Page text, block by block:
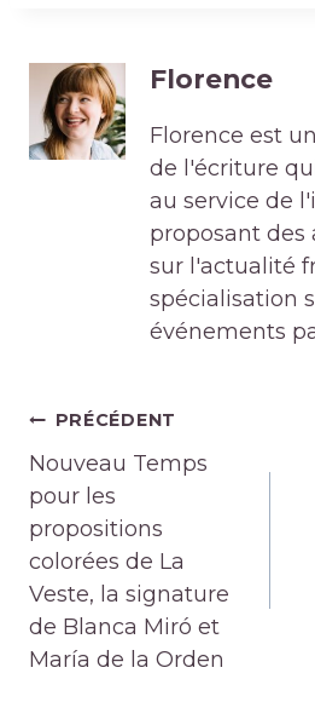
Florence
Florence est
de l'écriture
au service de
proposant des
sur l'actualité
spécialisation
événements
Navigation
de
l’article
PRÉCÉDENT
Nouveau Temps
pour les
propositions
colorées de La
Veste, la signature
de Blanca Miró et
María de la Orden